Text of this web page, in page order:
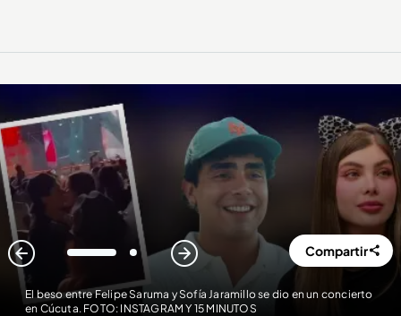
El beso entre Felipe Saruma y Sofía Jaramillo se dio en un concierto
en Cúcuta. FOTO: INSTAGRAM Y 15 MINUTOS
1 2 Compartir